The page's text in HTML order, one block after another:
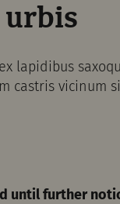
lapidibus
castris vicinum
until further